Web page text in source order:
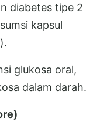
diabetes tipe 2
kapsul
glukosa oral,
dalam darah.